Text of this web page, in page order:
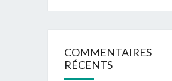
COMMENTAIRES
RÉCENTS